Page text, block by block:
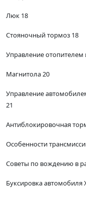
Люк 18
Стояночный тормоз 18
Управление
Магнитола 20
Управление
21
Антиблокировочная
Особенности
Советы по вождению в
Буксировка автомобиля